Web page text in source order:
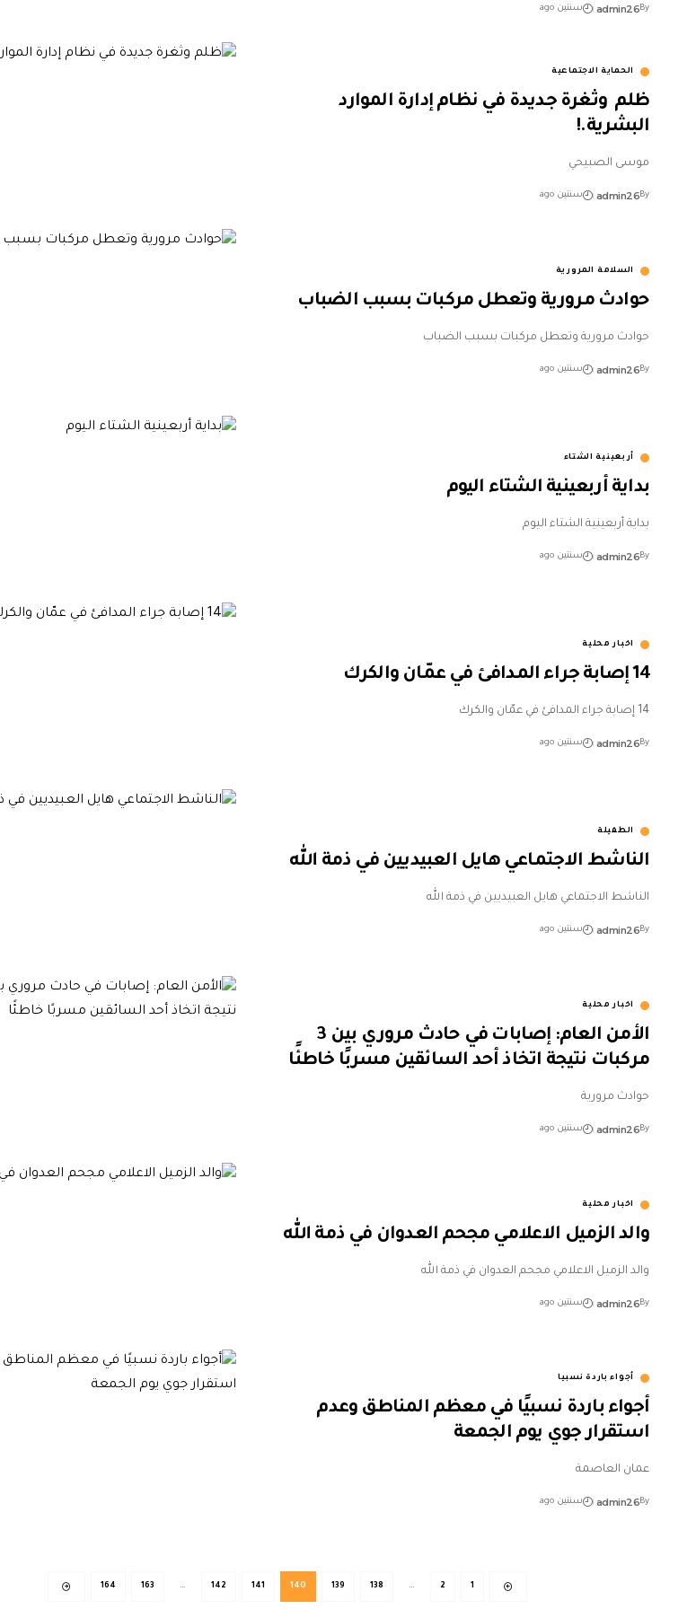
By
admin26 سنتين ago
الحماية الاجتماعية
ظلم وثغرة جديدة في نظام إدارة الموارد
البشرية.!
موسى الصبيحي
By
admin26 سنتين ago
السلامة المرورية
حوادث مرورية وتعطل مركبات بسبب الضباب
حوادث مرورية وتعطل مركبات بسبب الضباب
By
admin26 سنتين ago
أربعينية الشتاء
بداية أربعينية الشتاء اليوم
بداية أربعينية الشتاء اليوم
By
admin26 سنتين ago
اخبار محلية
14 إصابة جراء المدافئ في عمّان والكرك
14 إصابة جراء المدافئ في عمّان والكرك
By
admin26 سنتين ago
الطفيلة
الناشط الاجتماعي هايل العبيديين في ذمة الله
الناشط الاجتماعي هايل العبيديين في ذمة الله
By
admin26 سنتين ago
اخبار محلية
الأمن العام: إصابات في حادث مروري بين 3
مركبات نتيجة اتخاذ أحد السائقين مسربًا خاطئًا
حوادث مرورية
By
admin26 سنتين ago
اخبار محلية
والد الزميل الاعلامي مجحم العدوان في ذمة الله
والد الزميل الاعلامي مجحم العدوان في ذمة الله
By
admin26 سنتين ago
أجواء باردة نسبيا
أجواء باردة نسبيًا في معظم المناطق وعدم
استقرار جوي يوم الجمعة
عمان العاصمة
By
admin26 سنتين ago
1
2
…
138
139
140
141
142
…
163
164